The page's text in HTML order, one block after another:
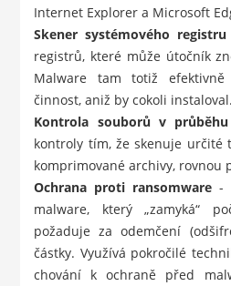
Internet Explorer a Microsoft
Skener systémového registru
registrů, které může útočník
Malware tam totiž efektivně
činnost, aniž by cokoli instaloval.
Kontrola souborů v
kontroly tím, že skenuje určité
komprimované archivy, rovnou
Ochrana proti ransomware -
malware, který „zamyká“
požaduje za odemčení
částky. Využívá pokročilé
chování k ochraně před